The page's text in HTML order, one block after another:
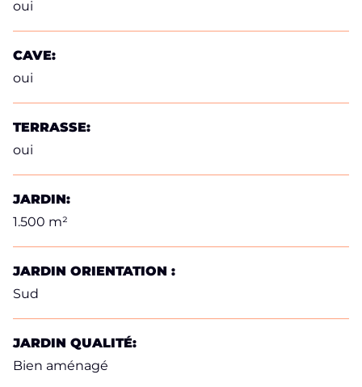
oui
CAVE:
oui
TERRASSE:
oui
JARDIN:
1.500 m²
JARDIN ORIENTATION :
Sud
JARDIN QUALITÉ:
Bien aménagé